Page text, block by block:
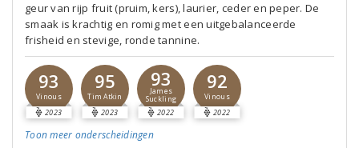
geur van rijp fruit (pruim, kers), laurier, ceder en peper. De
smaak is krachtig en romig met een uitgebalanceerde
frisheid en stevige, ronde tannine.
93
Vinous
2023
95
Tim Atkin
2023
93
James
Suckling
2022
92
Vinous
2022
Toon meer onderscheidingen